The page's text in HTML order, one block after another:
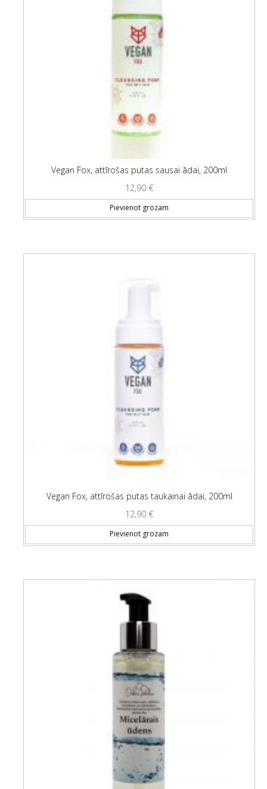
Vegan Fox, attīrošas putas sausai ādai, 200ml
12,90 €
Pievienot grozam
Vegan Fox, attīrošas putas taukainai ādai, 200ml
12,90 €
Pievienot grozam